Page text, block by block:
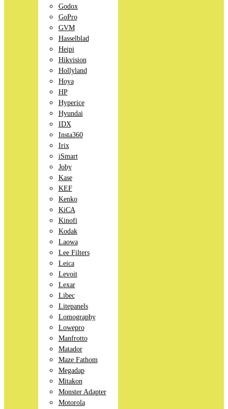
Godox
GoPro
GVM
Hasselblad
Heipi
Hikvision
Hollyland
Hoya
HP
Hyperice
Hyundai
IDX
Insta360
Irix
iSmart
Joby
Kase
KEF
Kenko
KiCA
Kinofi
Kodak
Laowa
Lee Filters
Leica
Levoit
Lexar
Libec
Litepanels
Lomography
Lowepro
Manfrotto
Matador
Maze Fathom
Megadap
Mitakon
Monster Adapter
Motorola